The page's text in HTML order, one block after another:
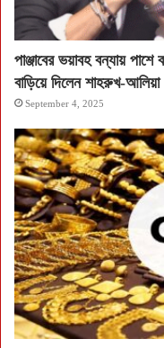
পাঞ্জাবের ভয়াবহ বন্যায়
বাড়িয়ে দিলেন শাহরুখ-আলিয়া
September 4, 2025